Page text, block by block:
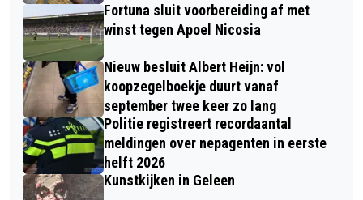
Fortuna sluit voorbereiding af met
winst tegen Apoel Nicosia
Nieuw besluit Albert Heijn: vol
koopzegelboekje duurt vanaf
september twee keer zo lang
Politie registreert recordaantal
meldingen over nepagenten in eerste
helft 2026
Kunstkijken in Geleen